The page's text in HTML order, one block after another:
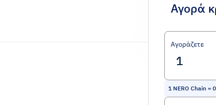
Αγορά
Αγοράζετε
1 NERO Chain =